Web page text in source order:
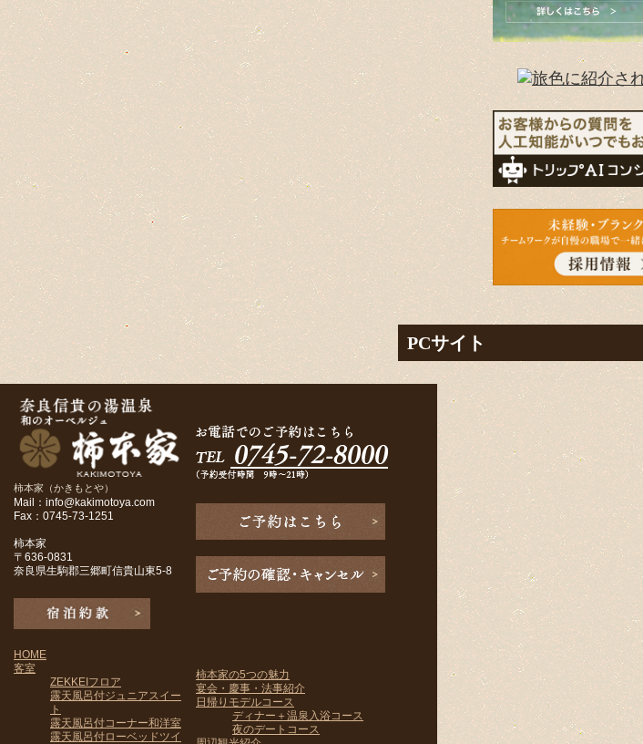
PCサイト
柿本家（かきもとや）
Mail：info@kakimotoya.com
Fax：0745-73-1251
柿本家
〒636-0831
奈良県生駒郡三郷町信貴山東5-8
HOME
客室
ZEKKEIフロア
露天風呂付ジュニアスイー
ト
露天風呂付コーナー和洋室
露天風呂付ローベッドツイ
柿本家の5つの魅力
宴会・慶事・法事紹介
日帰りモデルコース
ディナー＋温泉入浴コース
夜のデートコース